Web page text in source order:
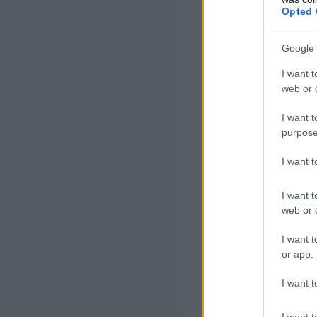
Opted
Google
I want
web or
I want
I want
I want
web or
I want
or app.
I want
nem
kinek
Ez a folyamat
meghaladni,
Megdőlt
Ezt követően
amint ez a